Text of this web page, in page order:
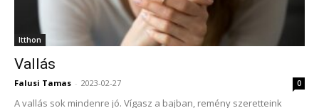
Itthon
Vallás
Falusi Tamas - 2023-02-27 0
A vallás sok mindenre jó. Vígasz a bajban, remény szeretteink